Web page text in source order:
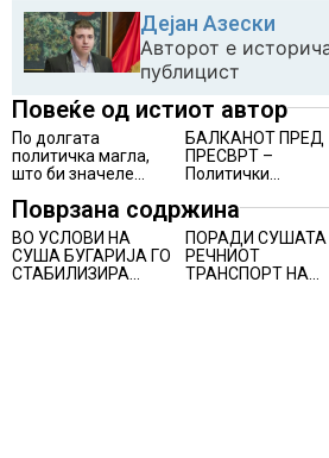
Дејан Азески
Авторот е
публицист
Повеќе од истиот автор
По долгата
политичка магла,
што би значеле
Радев и стабилна
влада за
економската
иднина на Бугарија?
БАЛКАНОТ ПРЕД
ПРЕСВРТ –
Политички
безбедносни
предизвици и нови
геополитички
Поврзана содржина
ВО УСЛОВИ НА
СУША БУГАРИЈА ГО
СТАБИЛИЗИРА
ПОРАДИ СУШАТА
РЕЧНИОТ
ТРАНСПОРТ НА